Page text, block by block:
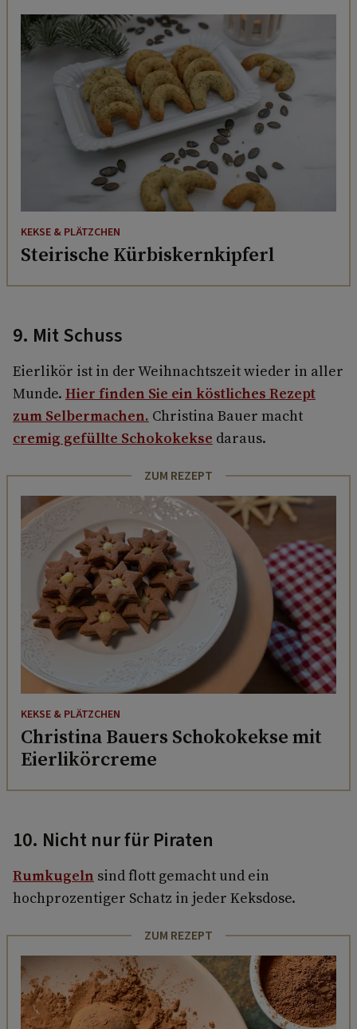
KEKSE & PLÄTZCHEN
Steirische Kürbiskernkipferl
9. Mit Schuss
Eierlikör ist in der Weihnachtszeit wieder in aller
Munde. Hier finden Sie ein köstliches Rezept
zum Selbermachen. Christina Bauer macht
cremig gefüllte Schokokekse daraus.
ZUM REZEPT
KEKSE & PLÄTZCHEN
Christina Bauers Schokokekse mit
Eierlikörcreme
10. Nicht nur für Piraten
Rumkugeln sind flott gemacht und ein
hochprozentiger Schatz in jeder Keksdose.
ZUM REZEPT